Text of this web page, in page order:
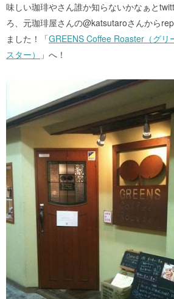
味しい珈琲やさん誰か知らないかなぁと
ろ、元珈琲屋さんの@katsutaroさんから
ました！「GREENS Coffee Roaster（グリ
スター）
」へ！